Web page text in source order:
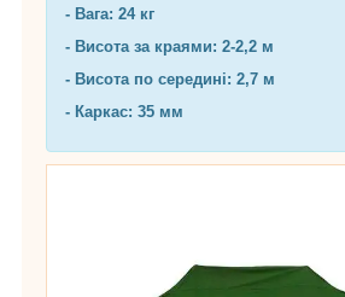
- Вага: 24 кг
- Висота за краями: 2-2,2 м
- Висота по середині: 2,7 м
- Каркас: 35 мм